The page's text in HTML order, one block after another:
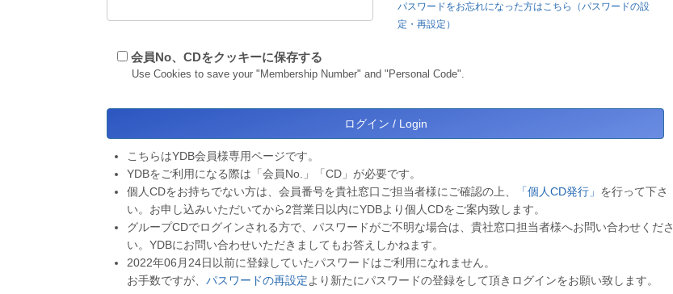
パスワードをお忘れになった方はこちら（パスワードの設
定・再設定）
会員No、CDをクッキーに保存する
Use Cookies to save your "Membership Number" and "Personal Code".
こちらはYDB会員様専用ページです。
YDBをご利用になる際は「会員No.」「CD」が必要です。
個人CDをお持ちでない方は、会員番号を貴社窓口ご担当者様にご確認の上、
「個人CD発行」 を行って下さ
い。お申し込みいただいてから2営業日以内にYDBより個人CDをご案内致します。
グループCDでログインされる方で、パスワードがご不明な場合は、貴社窓口担当者様へお問い合わせくださ
い。YDBにお問い合わせいただきましてもお答えしかねます。
2022年06月24日以前に登録していたパスワードはご利用になれません。
お手数ですが、 パスワードの再設定より新たにパスワードの登録をして頂きログインをお願い致します。